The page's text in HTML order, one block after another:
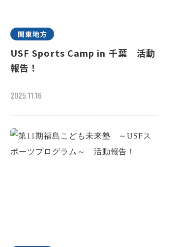
関東地方
USF Sports Camp in 千葉 活動
報告！
2025.11.16